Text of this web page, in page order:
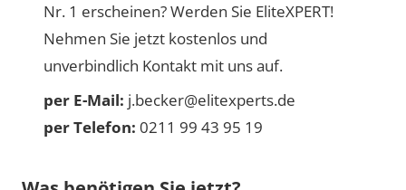
Nr. 1 erscheinen? Werden Sie EliteXPERT!
Nehmen Sie jetzt kostenlos und
unverbindlich Kontakt mit uns auf.
per E-Mail: j.becker@elitexperts.de
per Telefon: 0211 99 43 95 19